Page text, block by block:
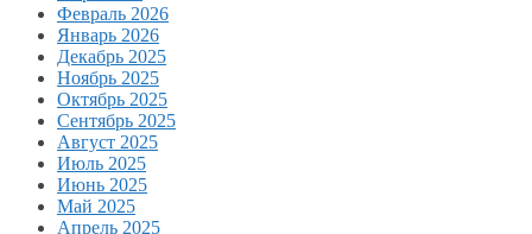
Февраль 2026
Январь 2026
Декабрь 2025
Ноябрь 2025
Октябрь 2025
Сентябрь 2025
Август 2025
Июль 2025
Июнь 2025
Май 2025
Апрель 2025